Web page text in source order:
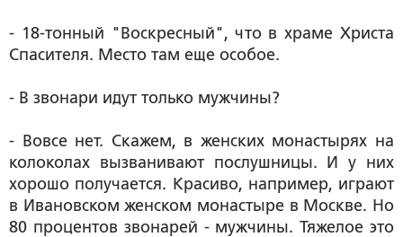
- 18-тонный "Воскресный", что в храме Христа
Спасителя. Место там еще особое.
- В звонари идут только мужчины?
- Вовсе нет. Скажем, в женских монастырях на
колоколах вызванивают послушницы. И у них
хорошо получается. Красиво, например, играют
в Ивановском женском монастыре в Москве. Но
80 процентов звонарей - мужчины. Тяжелое это